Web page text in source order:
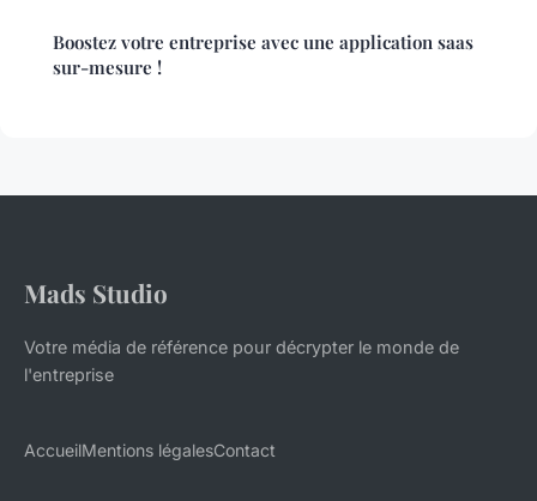
Boostez votre entreprise avec une application saas
sur-mesure !
Mads Studio
Votre média de référence pour décrypter le monde de
l'entreprise
AccueilMentions légalesContact